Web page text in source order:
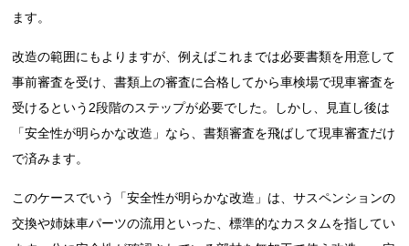
ます。
改造の範囲にもよりますが、例えばこれまでは必要書類を用意して
事前審査を受け、書類上の審査に合格してから車検場で現車審査を
受けるという2段階のステップが必要でした。しかし、見直し後は
「安全性が明らかな改造」なら、書類審査を飛ばして現車審査だけ
で済みます。
このケースでいう「安全性が明らかな改造」は、サスペンションの
交換や姉妹車パーツの流用といった、標準的なカスタムを指してい